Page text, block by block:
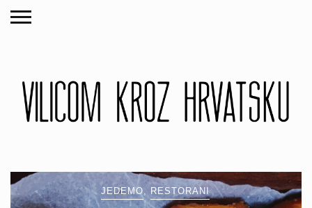
JEDEMO RESTORANI